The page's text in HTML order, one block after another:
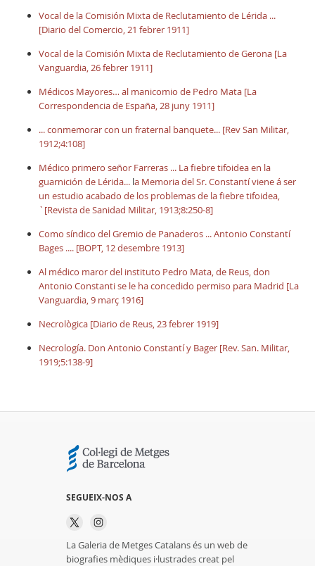
Vocal de la Comisión Mixta de Reclutamiento de Lérida ...
[Diario del Comercio, 21 febrer 1911]
Vocal de la Comisión Mixta de Reclutamiento de Gerona [La
Vanguardia, 26 febrer 1911]
Médicos Mayores… al manicomio de Pedro Mata [La
Correspondencia de España, 28 juny 1911]
... conmemorar con un fraternal banquete... [Rev San Militar,
1912;4:108]
Médico primero señor Farreras ... La fiebre tifoidea en la
guarnición de Lérida... la Memoria del Sr. Constantí viene á ser
un estudio acabado de los problemas de la fiebre tifoidea,
`[Revista de Sanidad Militar, 1913;8:250-8]
Como síndico del Gremio de Panaderos ... Antonio Constantí
Bages .... [BOPT, 12 desembre 1913]
Al médico maror del instituto Pedro Mata, de Reus, don
Antonio Constanti se le ha concedido permiso para Madrid [La
Vanguardia, 9 març 1916]
Necrològica [Diario de Reus, 23 febrer 1919]
Necrología. Don Antonio Constantí y Bager [Rev. San. Militar,
1919;5:138-9]
SEGUEIX-NOS A
La Galeria de Metges Catalans és un web de
biografies mèdiques i·lustrades creat pel